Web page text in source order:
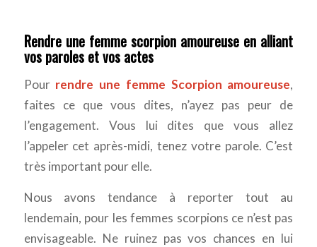
Rendre une femme scorpion amoureuse en alliant
vos paroles et vos actes
Pour rendre une femme Scorpion amoureuse,
faites ce que vous dites, n’ayez pas peur de
l’engagement. Vous lui dites que vous allez
l’appeler cet après-midi, tenez votre parole. C’est
très important pour elle.
Nous avons tendance à reporter tout au
lendemain, pour les femmes scorpions ce n’est pas
envisageable. Ne ruinez pas vos chances en lui